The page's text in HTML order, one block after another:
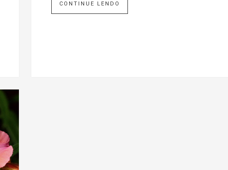
CONTINUE LENDO